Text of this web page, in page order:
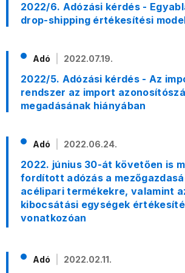
2022/6. Adózási kérdés -
drop-shipping értékesítési
Adó 2022.07.19.
2022/5. Adózási kérdés - Az
rendszer az import
megadásának hiányában
Adó 2022.06.24.
2022. június 30-át követően is
fordított adózás a
acélipari termékekre, valamint
kibocsátási egységek
vonatkozóan
Adó 2022.02.11.